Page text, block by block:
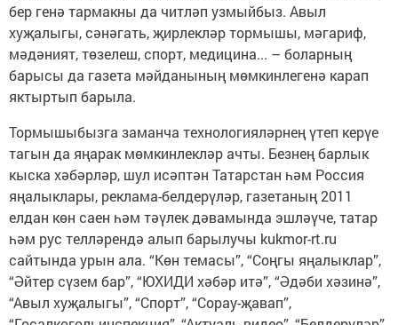
бер генә тармакны да читләп узмыйбыз. Авыл
хуҗалыгы, сәнәгать, җирлекләр тормышы, мәгариф,
мәдәният, төзелеш, спорт, медицина... – боларның
барысы да газета мәйданының мөмкинлегенә карап
яктыртып барыла.
Тормышыбызга заманча технологияләрнең үтеп керүе
тагын да яңарак мөмкинлекләр ачты. Безнең барлык
кыска хәбәрләр, шул исәптән Татарстан һәм Россия
яңалыклары, реклама-белдерүләр, газетаның 2011
елдан көн саен һәм тәүлек дәвамында эшләүче, татар
һәм рус телләрендә алып барылучы kukmor-rt.ru
сайтында урын ала. “Көн темасы”, “Соңгы яңалыклар”,
“Әйтер сүзем бар”, “ЮХИДИ хәбәр итә”, “Әдәби хәзинә”,
“Авыл хуҗалыгы”, “Спорт”, “Сорау-җавап”,